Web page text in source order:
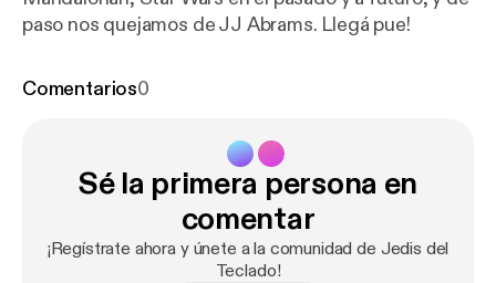
paso nos quejamos de JJ Abrams. Llegá pue!
Comentarios0
Sé la primera persona en
comentar
¡Regístrate ahora y únete a la comunidad de Jedis del
Teclado!